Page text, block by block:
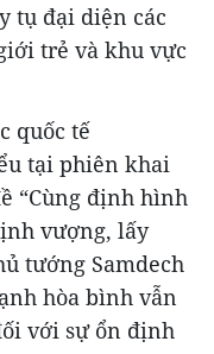
tụ đại diện các
trẻ và khu vực
quốc tế
tại phiên khai
“Cùng định hình
vượng, lấy
tướng Samdech
hòa bình vẫn
với sự ổn định